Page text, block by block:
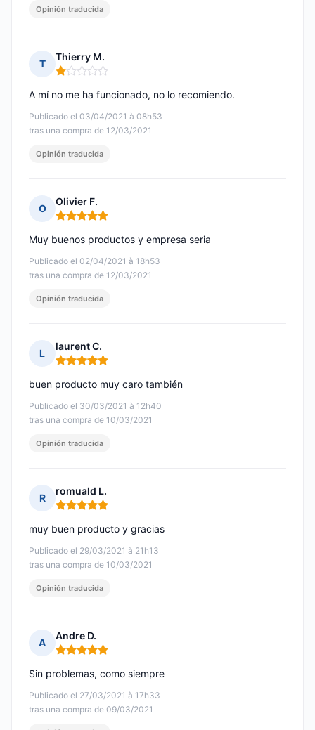
Opinión traducida
T
Thierry M.
Nota: 1 de 5
Publicado el 03/04/2021 à 08h53
tras una compra de 12/03/2021
A mí no me ha funcionado, no lo recomiendo.
Opinión traducida
O
Olivier F.
Nota: 5 de 5
Publicado el 02/04/2021 à 18h53
tras una compra de 12/03/2021
Muy buenos productos y empresa seria
Opinión traducida
L
laurent C.
Nota: 5 de 5
Publicado el 30/03/2021 à 12h40
tras una compra de 10/03/2021
buen producto muy caro también
Opinión traducida
R
romuald L.
Nota: 5 de 5
Publicado el 29/03/2021 à 21h13
tras una compra de 10/03/2021
muy buen producto y gracias
Opinión traducida
A
Andre D.
Nota: 5 de 5
Publicado el 27/03/2021 à 17h33
tras una compra de 09/03/2021
Sin problemas, como siempre